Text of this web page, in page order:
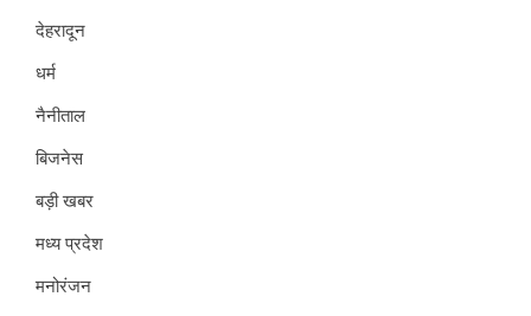
देहरादून
धर्म
नैनीताल
बिजनेस
बड़ी खबर
मध्य प्रदेश
मनोरंजन